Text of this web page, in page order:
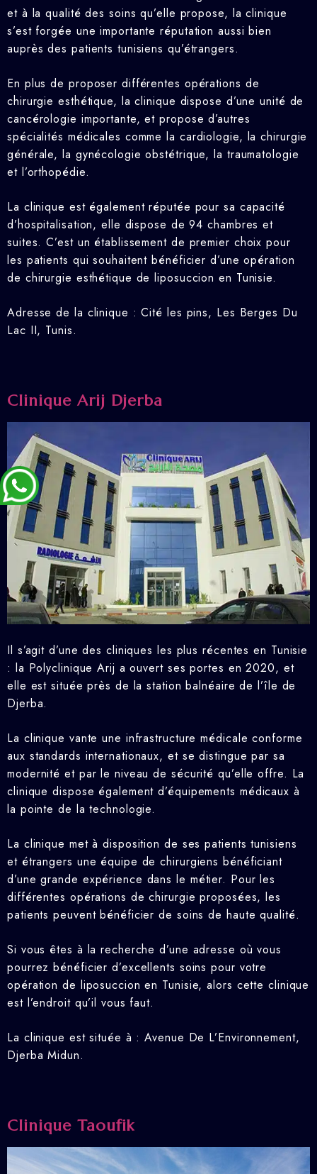
et à la qualité des soins qu’elle propose, la clinique
s’est forgée une importante réputation aussi bien
auprès des patients tunisiens qu’étrangers.
En plus de proposer différentes opérations de
chirurgie esthétique, la clinique dispose d’une unité de
cancérologie importante, et propose d’autres
spécialités médicales comme la cardiologie, la chirurgie
générale, la gynécologie obstétrique, la traumatologie
et l’orthopédie.
La clinique est également réputée pour sa capacité
d’hospitalisation, elle dispose de 94 chambres et
suites. C’est un établissement de premier choix pour
les patients qui souhaitent bénéficier d’une opération
de chirurgie esthétique de liposuccion en Tunisie.
Adresse de la clinique : Cité les pins, Les Berges Du
Lac II, Tunis.
Clinique Arij Djerba
Il s’agit d’une des cliniques les plus récentes en Tunisie
: la Polyclinique Arij a ouvert ses portes en 2020, et
elle est située près de la station balnéaire de l’île de
Djerba.
La clinique vante une infrastructure médicale conforme
aux standards internationaux, et se distingue par sa
modernité et par le niveau de sécurité qu’elle offre. La
clinique dispose également d’équipements médicaux à
la pointe de la technologie.
La clinique met à disposition de ses patients tunisiens
et étrangers une équipe de chirurgiens bénéficiant
d’une grande expérience dans le métier. Pour les
différentes opérations de chirurgie proposées, les
patients peuvent bénéficier de soins de haute qualité.
Si vous êtes à la recherche d’une adresse où vous
pourrez bénéficier d’excellents soins pour votre
opération de liposuccion en Tunisie, alors cette clinique
est l’endroit qu’il vous faut.
La clinique est située à : Avenue De L’Environnement,
Djerba Midun.
Clinique Taoufik